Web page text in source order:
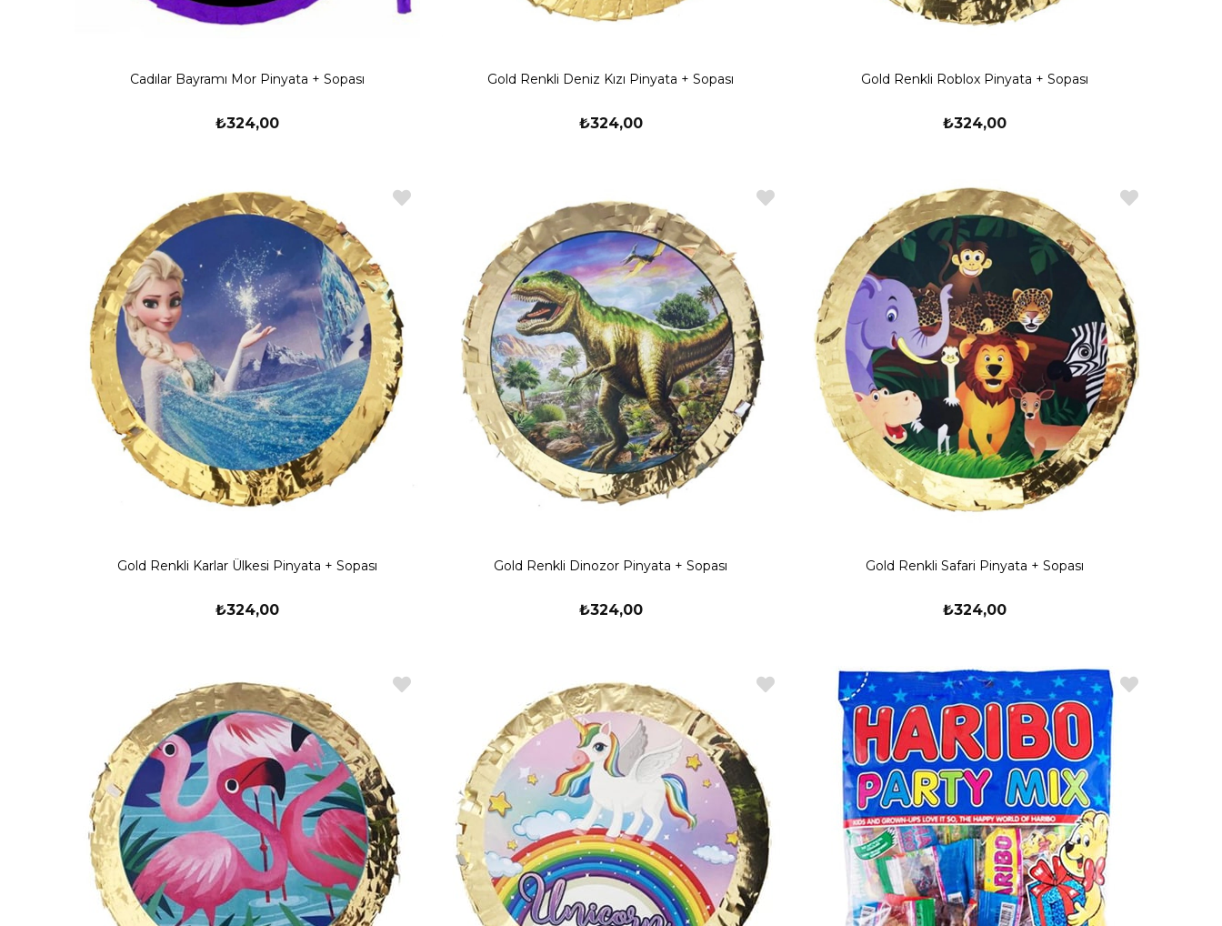
Cadılar Bayramı Mor Pinyata + Sopası
₺324,00
Gold Renkli Deniz Kızı Pinyata + Sopası
₺324,00
Gold Renkli Roblox Pinyata + Sopası
₺324,00
Gold Renkli Karlar Ülkesi Pinyata + Sopası
₺324,00
Gold Renkli Dinozor Pinyata + Sopası
₺324,00
Gold Renkli Safari Pinyata + Sopası
₺324,00